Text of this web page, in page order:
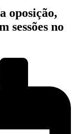
oposição,
sessões no